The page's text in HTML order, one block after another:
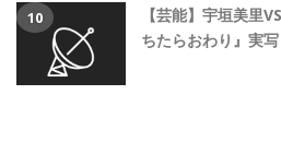
【芸能】宇垣美里
ちたらおわり』実